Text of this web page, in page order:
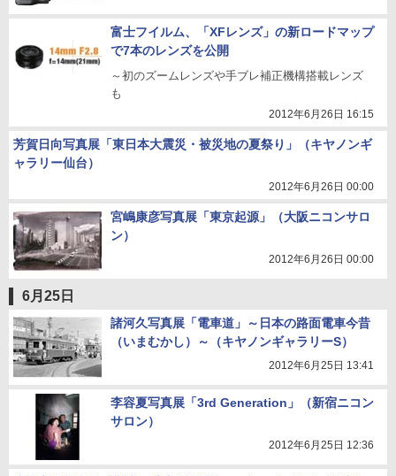
富士フイルム、「XFレンズ」の新ロードマップ
で7本のレンズを公開
～初のズームレンズや手ブレ補正機構搭載レンズ
も
2012年6月26日 16:15
芳賀日向写真展「東日本大震災・被災地の夏祭り」（キヤノンギ
ャラリー仙台）
2012年6月26日 00:00
宮嶋康彦写真展「東京起源」（大阪ニコンサロ
ン）
2012年6月26日 00:00
6月25日
諸河久写真展「電車道」～日本の路面電車今昔
（いまむかし）～（キヤノンギャラリーS）
2012年6月25日 13:41
李容夏写真展「3rd Generation」（新宿ニコン
サロン）
2012年6月25日 12:36